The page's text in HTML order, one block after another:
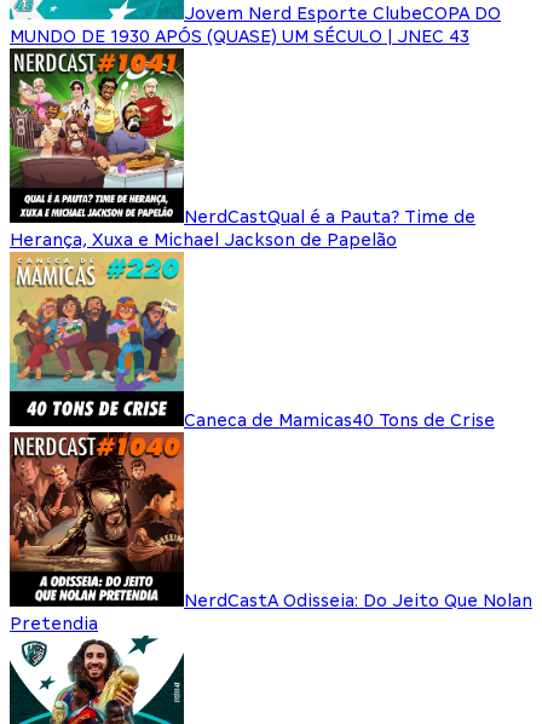
Jovem Nerd Esporte ClubeCOPA DO
MUNDO DE 1930 APÓS (QUASE) UM SÉCULO | JNEC 43
NerdCastQual é a Pauta? Time de
Herança, Xuxa e Michael Jackson de Papelão
Caneca de Mamicas40 Tons de Crise
NerdCastA Odisseia: Do Jeito Que Nolan
Pretendia